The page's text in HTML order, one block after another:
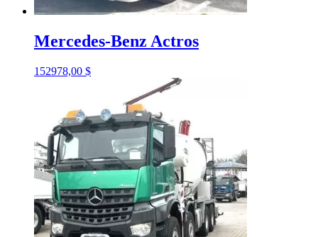
Mercedes-Benz Actros
152978,00 $